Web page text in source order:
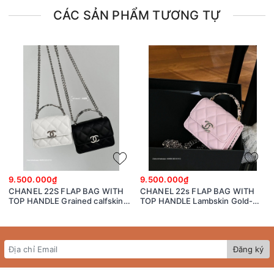
CÁC SẢN PHẨM TƯƠNG TỰ
9.500.000₫
CHANEL 22S FLAP BAG WITH
TOP HANDLE Grained calfskin
9.500.000₫
CHANEL 22s FLAP BAG WITH
TOP HANDLE Lambskin Gold-
Đăng ký